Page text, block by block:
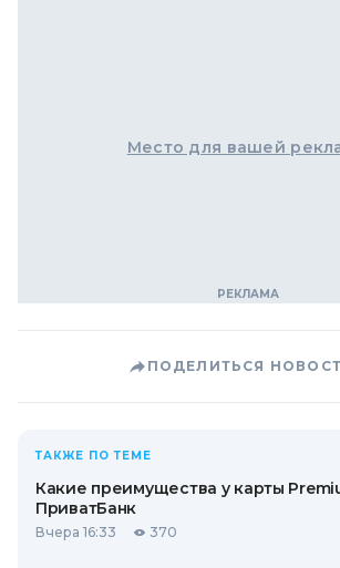
Место для вашей
ПОДЕЛИТЬСЯ
ТАКЖЕ ПО ТЕМЕ
Какие преимущества у карты
ПриватБанк
Вчера 16:33 370